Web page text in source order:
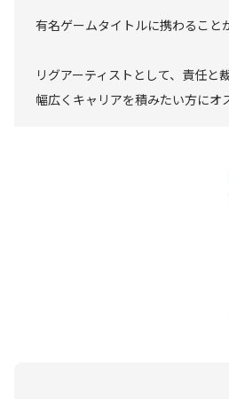
有名ゲームタイトルに携わること
リグアーティストとして、責任と
幅広くキャリアを積みたい方にオ